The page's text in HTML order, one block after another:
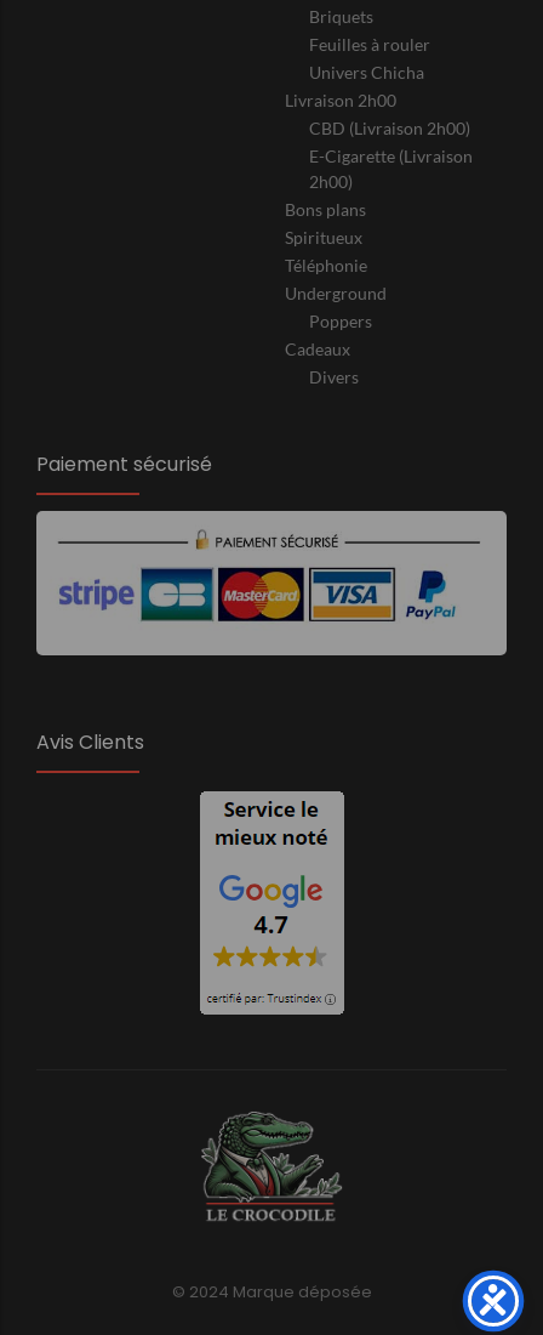
Briquets
Feuilles à rouler
Univers Chicha
Livraison 2h00
CBD (Livraison 2h00)
E-Cigarette (Livraison
2h00)
Bons plans
Spiritueux
Téléphonie
Underground
Poppers
Cadeaux
Divers
Paiement sécurisé
Avis Clients
© 2024 Marque déposée